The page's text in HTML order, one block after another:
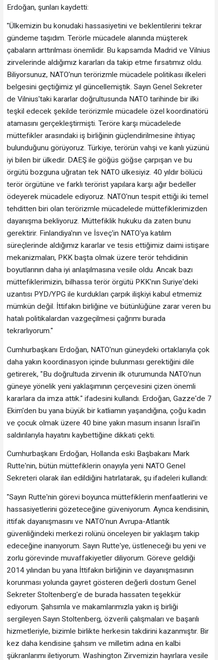
Erdoğan, şunları kaydetti:
"Ülkemizin bu konudaki hassasiyetini ve beklentilerini tekrar
gündeme taşıdım. Terörle mücadele alanında müşterek
çabaların arttırılması önemlidir. Bu kapsamda Madrid ve Vilnius
zirvelerinde aldığımız kararları da takip etme fırsatımız oldu.
Biliyorsunuz, NATO'nun terörizmle mücadele politikası ilkeleri
belgesini geçtiğimiz yıl güncellemiştik. Sayın Genel Sekreter
de Vilnius'taki kararlar doğrultusunda NATO tarihinde bir ilki
teşkil edecek şekilde terörizmle mücadele özel koordinatörü
atamasını gerçekleştirmişti. Teröre karşı mücadelede
müttefikler arasındaki iş birliğinin güçlendirilmesine ihtiyaç
bulunduğunu görüyoruz. Türkiye, terörün vahşi ve kanlı yüzünü
iyi bilen bir ülkedir. DAEŞ ile göğüs göğse çarpışan ve bu
örgütü bozguna uğratan tek NATO ülkesiyiz. 40 yıldır bölücü
terör örgütüne ve farklı terörist yapılara karşı ağır bedeller
ödeyerek mücadele ediyoruz. NATO'nun tespit ettiği iki temel
tehditten biri olan terörizmle mücadelede müttefiklerimizden
dayanışma bekliyoruz. Müttefiklik hukuku da zaten bunu
gerektirir. Finlandiya'nın ve İsveç'in NATO'ya katılım
süreçlerinde aldığımız kararlar ve tesis ettiğimiz daimi istişare
mekanizmaları, PKK başta olmak üzere terör tehdidinin
boyutlarının daha iyi anlaşılmasına vesile oldu. Ancak bazı
müttefiklerimizin, bilhassa terör örgütü PKK'nın Suriye'deki
uzantısı PYD/YPG ile kurdukları çarpık ilişkiyi kabul etmemiz
mümkün değil. İttifakın birliğine ve bütünlüğüne zarar veren bu
hatalı politikalardan vazgeçilmesi çağrımı burada
tekrarlıyorum."
Cumhurbaşkanı Erdoğan, NATO'nun güneydeki ortaklarıyla çok
daha yakın koordinasyon içinde bulunması gerektiğini dile
getirerek, "Bu doğrultuda zirvenin ilk oturumunda NATO'nun
güneye yönelik yeni yaklaşımının çerçevesini çizen önemli
kararlara da imza attık." ifadesini kullandı. Erdoğan, Gazze'de 7
Ekim'den bu yana büyük bir katliamın yaşandığına, çoğu kadın
ve çocuk olmak üzere 40 bine yakın masum insanın İsrail'in
saldırılarıyla hayatını kaybettiğine dikkati çekti.
Cumhurbaşkanı Erdoğan, Hollanda eski Başbakanı Mark
Rutte'nin, bütün müttefiklerin onayıyla yeni NATO Genel
Sekreteri olarak ilan edildiğini hatırlatarak, şu ifadeleri kullandı:
"Sayın Rutte'nin görevi boyunca müttefiklerin menfaatlerini ve
hassasiyetlerini gözeteceğine güveniyorum. Ayrıca kendisinin,
ittifak dayanışmasını ve NATO'nun Avrupa-Atlantik
güvenliğindeki merkezi rolünü önceleyen bir yaklaşım takip
edeceğine inanıyorum. Sayın Rutte'ye, üstleneceği bu yeni ve
zorlu görevinde muvaffakiyetler diliyorum. Göreve geldiği
2014 yılından bu yana İttifakın birliğinin ve dayanışmasının
korunması yolunda gayret gösteren değerli dostum Genel
Sekreter Stoltenberg'e de burada hassaten teşekkür
ediyorum. Şahsımla ve makamlarımızla yakın iş birliği
sergileyen Sayın Stoltenberg, özverili çalışmaları ve başarılı
hizmetleriyle, bizimle birlikte herkesin takdirini kazanmıştır. Bir
kez daha kendisine şahsım ve milletim adına en kalbi
şükranlarımı iletiyorum. Washington Zirvemizin hayırlara vesile